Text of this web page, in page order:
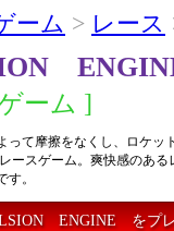
ーム > レース
ーム ]
って摩擦をなくし、ロケッ
ースゲーム。爽快感のあ
。
ENGINE をプ